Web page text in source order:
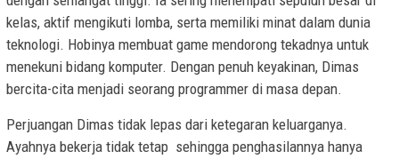
kelas, aktif mengikuti lomba, serta memiliki minat dalam dunia
teknologi. Hobinya membuat game mendorong tekadnya untuk
menekuni bidang komputer. Dengan penuh keyakinan, Dimas
bercita-cita menjadi seorang programmer di masa depan.
Perjuangan Dimas tidak lepas dari ketegaran keluarganya.
Ayahnya bekerja tidak tetap sehingga penghasilannya hanya